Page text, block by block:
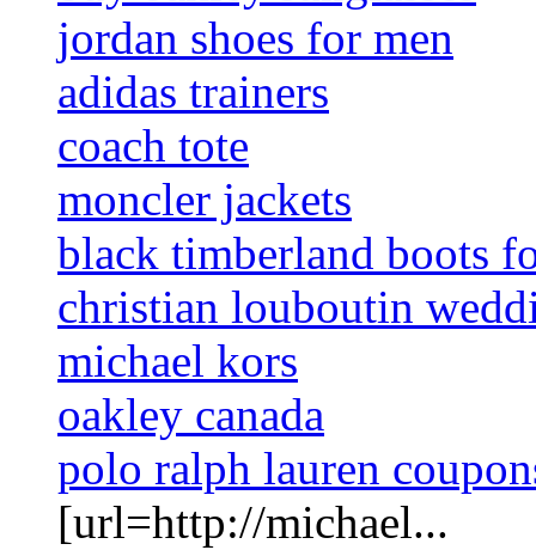
jordan shoes for men
adidas trainers
coach tote
moncler jackets
black timberland boots
christian louboutin
michael kors
oakley canada
polo ralph lauren
[url=http://michael...